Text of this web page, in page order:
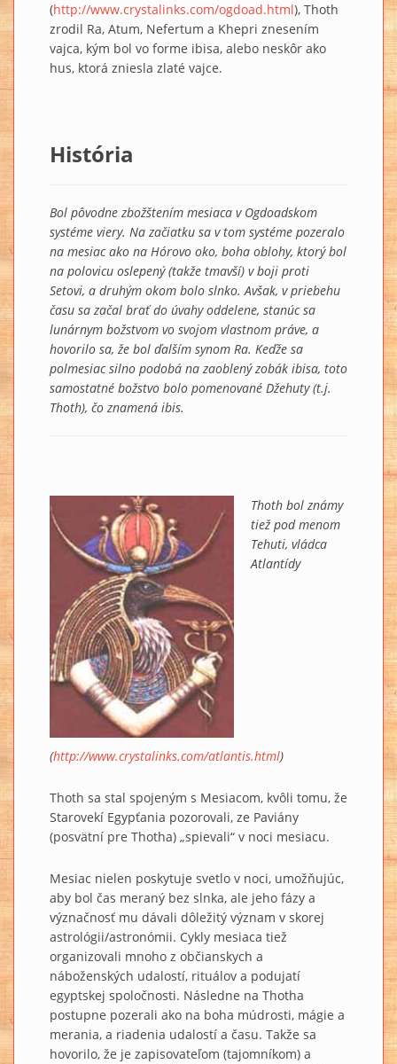
(http://www.crystalinks.com/ogdoad.html), Thoth
zrodil Ra, Atum, Nefertum a Khepri znesením
vajca, kým bol vo forme ibisa, alebo neskôr ako
hus, ktorá zniesla zlaté vajce.
História
Bol pôvodne zbožštením mesiaca v Ogdoadskom
systéme viery. Na začiatku sa v tom systéme pozeralo
na mesiac ako na Hórovo oko, boha oblohy, ktorý bol
na polovicu oslepený (takže tmavší) v boji proti
Setovi, a druhým okom bolo slnko. Avšak, v priebehu
času sa začal brať do úvahy oddelene, stanúc sa
lunárnym božstvom vo svojom vlastnom práve, a
hovorilo sa, že bol ďalším synom Ra. Keďže sa
polmesiac silno podobá na zaoblený zobák ibisa, toto
samostatné božstvo bolo pomenované Džehuty (t.j.
Thoth), čo znamená ibis.
Thoth bol známy
tiež pod menom
Tehuti, vládca
Atlantídy
(http://www.crystalinks.com/atlantis.html)
Thoth sa stal spojeným s Mesiacom, kvôli tomu, že
Starovekí Egypťania pozorovali, ze Paviány
(posvätní pre Thotha) „spievali“ v noci mesiacu.
Mesiac nielen poskytuje svetlo v noci, umožňujúc,
aby bol čas meraný bez slnka, ale jeho fázy a
význačnosť mu dávali dôležitý význam v skorej
astrológii/astronómii. Cykly mesiaca tiež
organizovali mnoho z občianskych a
náboženských udalostí, rituálov a podujatí
egyptskej spoločnosti. Následne na Thotha
postupne pozerali ako na boha múdrosti, mágie a
merania, a riadenia udalostí a času. Takže sa
hovorilo, že je zapisovateľom (tajomníkom) a